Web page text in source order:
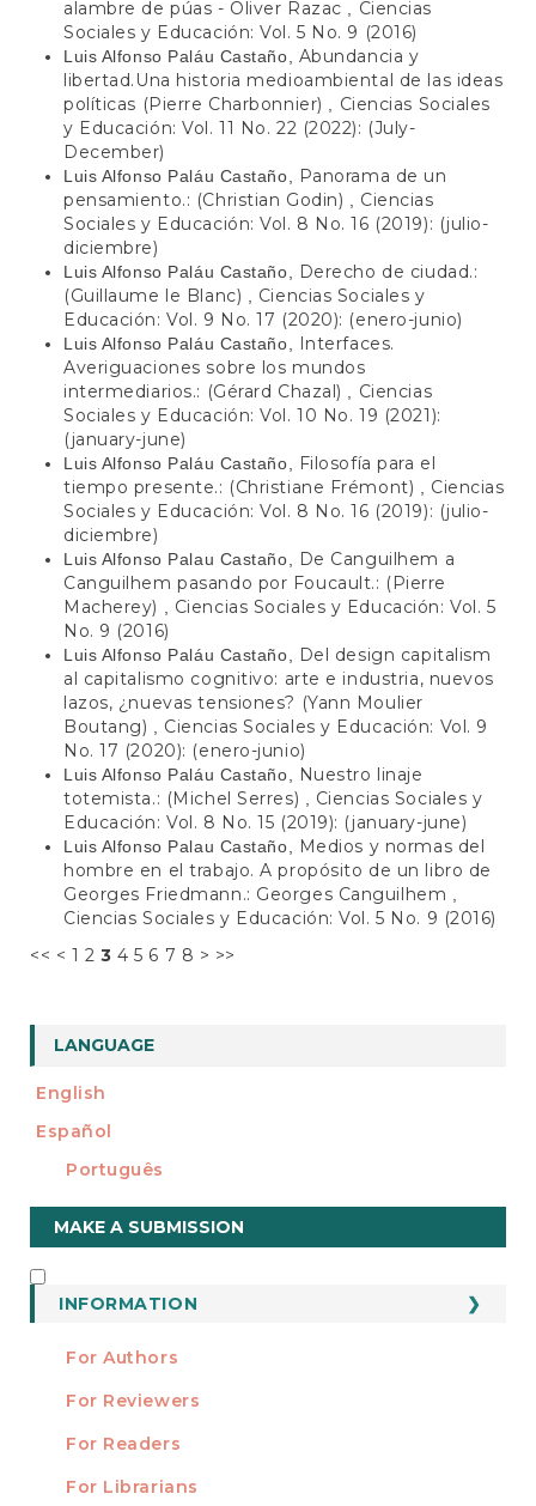
alambre de púas - Oliver Razac , Ciencias
Sociales y Educación: Vol. 5 No. 9 (2016)
Luis Alfonso Paláu Castaño, Abundancia y
libertad.Una historia medioambiental de las ideas
políticas (Pierre Charbonnier) , Ciencias Sociales
y Educación: Vol. 11 No. 22 (2022): (July-
December)
Luis Alfonso Paláu Castaño, Panorama de un
pensamiento.: (Christian Godin) , Ciencias
Sociales y Educación: Vol. 8 No. 16 (2019): (julio-
diciembre)
Luis Alfonso Paláu Castaño, Derecho de ciudad.:
(Guillaume le Blanc) , Ciencias Sociales y
Educación: Vol. 9 No. 17 (2020): (enero-junio)
Luis Alfonso Paláu Castaño, Interfaces.
Averiguaciones sobre los mundos
intermediarios.: (Gérard Chazal) , Ciencias
Sociales y Educación: Vol. 10 No. 19 (2021):
(january-june)
Luis Alfonso Paláu Castaño, Filosofía para el
tiempo presente.: (Christiane Frémont) , Ciencias
Sociales y Educación: Vol. 8 No. 16 (2019): (julio-
diciembre)
Luis Alfonso Palau Castaño, De Canguilhem a
Canguilhem pasando por Foucault.: (Pierre
Macherey) , Ciencias Sociales y Educación: Vol. 5
No. 9 (2016)
Luis Alfonso Paláu Castaño, Del design capitalism
al capitalismo cognitivo: arte e industria, nuevos
lazos, ¿nuevas tensiones? (Yann Moulier
Boutang) , Ciencias Sociales y Educación: Vol. 9
No. 17 (2020): (enero-junio)
Luis Alfonso Paláu Castaño, Nuestro linaje
totemista.: (Michel Serres) , Ciencias Sociales y
Educación: Vol. 8 No. 15 (2019): (january-june)
Luis Alfonso Palau Castaño, Medios y normas del
hombre en el trabajo. A propósito de un libro de
Georges Friedmann.: Georges Canguilhem ,
Ciencias Sociales y Educación: Vol. 5 No. 9 (2016)
<< < 1 2 3 4 5 6 7 8 > >>
LANGUAGE
English
Español
Português
Make
a
Submission
MAKE A SUBMISSION
INFORMATION
For Authors
For Reviewers
For Readers
For Librarians